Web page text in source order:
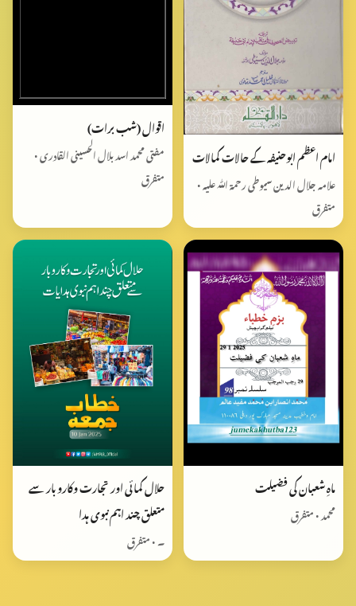
امام اعظم ابوحنیفہ کے حالات کمالات
علامہ جلال الدین سیوطی رحمۃ اللّٰہ علیہ •
متفرق
اقوال (شب برات)
مفتی محمد اسد بلال الحسینی القادری •
متفرق
ماہِ شعبان کی فضیلت
محمد • متفرق
حلال کمائی اور تجارت وکارو بار سے
متعلق چند اہم نبوی ہدا
۔ • متفرق